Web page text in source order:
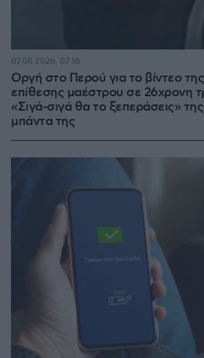
Οργή στο Περού για το βίντεο
επίθεσης μαέστρου σε 26χρονη
«Σιγά-σιγά θα το ξεπεράσεις»
μπάντα της
07.08.2026, 07:16